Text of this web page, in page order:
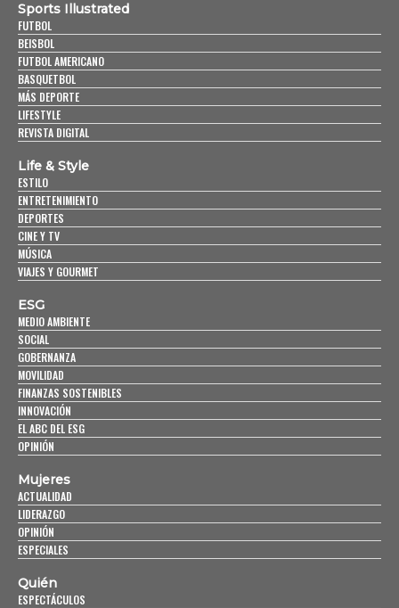
Sports Illustrated
FUTBOL
BEISBOL
FUTBOL AMERICANO
BASQUETBOL
MÁS DEPORTE
LIFESTYLE
REVISTA DIGITAL
Life & Style
ESTILO
ENTRETENIMIENTO
DEPORTES
CINE Y TV
MÚSICA
VIAJES Y GOURMET
ESG
MEDIO AMBIENTE
SOCIAL
GOBERNANZA
MOVILIDAD
FINANZAS SOSTENIBLES
INNOVACIÓN
EL ABC DEL ESG
OPINIÓN
Mujeres
ACTUALIDAD
LIDERAZGO
OPINIÓN
ESPECIALES
Quién
ESPECTÁCULOS